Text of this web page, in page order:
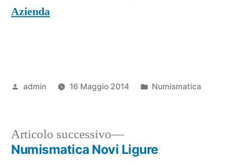
Azienda
Pubblicato
admin 16 Maggio 2014
Pubblicato
Numismatica
Navigazione
Articolo successivo
Articolo
successivo:
Numismatica Novi Ligure